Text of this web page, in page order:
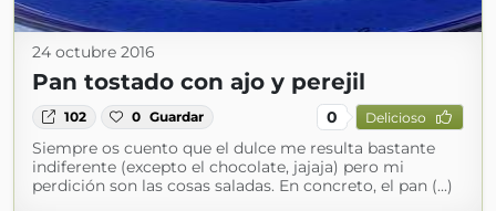
24 octubre 2016
Pan tostado con ajo y perejil
102 0 Guardar 0 Delicioso
Siempre os cuento que el dulce me resulta bastante
indiferente (excepto el chocolate, jajaja) pero mi
perdición son las cosas saladas. En concreto, el pan (...)